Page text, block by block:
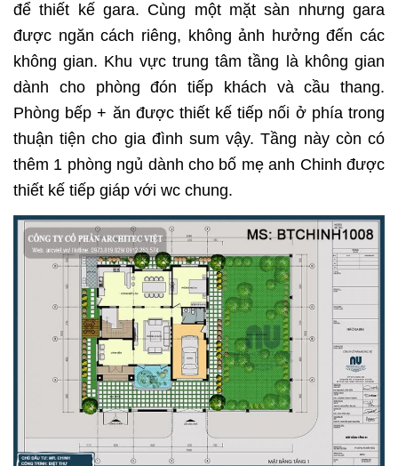
để thiết kế gara. Cùng một mặt sàn nhưng gara
được ngăn cách riêng, không ảnh hưởng đến các
không gian. Khu vực trung tâm tầng là không gian
dành cho phòng đón tiếp khách và cầu thang.
Phòng bếp + ăn được thiết kế tiếp nối ở phía trong
thuận tiện cho gia đình sum vậy. Tầng này còn có
thêm 1 phòng ngủ dành cho bố mẹ anh Chinh được
thiết kế tiếp giáp với wc chung.